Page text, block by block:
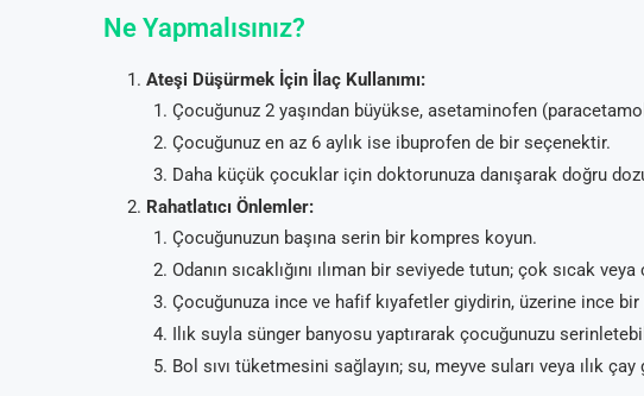
Ne Yapmalısınız?
Ateşi Düşürmek İçin İlaç Kullanımı:
Çocuğunuz 2 yaşından büyükse, asetaminofen
Çocuğunuz en az 6 aylık ise ibuprofen de bir seçenektir.
Daha küçük çocuklar için doktorunuza danışarak doğru
Rahatlatıcı Önlemler:
Çocuğunuzun başına serin bir kompres koyun.
Odanın sıcaklığını ılıman bir seviyede tutun; çok sıcak
Çocuğunuza ince ve hafif kıyafetler giydirin, üzerine ince
Ilık suyla sünger banyosu yaptırarak çocuğunuzu
Bol sıvı tüketmesini sağlayın; su, meyve suları veya ılık